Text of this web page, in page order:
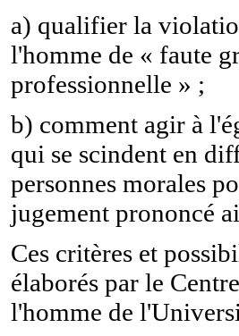
a) qualifier la
l'homme de « faute
professionnelle » ;
b) comment agir à
qui se scindent en
personnes morales
jugement prononcé
Ces critères et
élaborés par le
l'homme de